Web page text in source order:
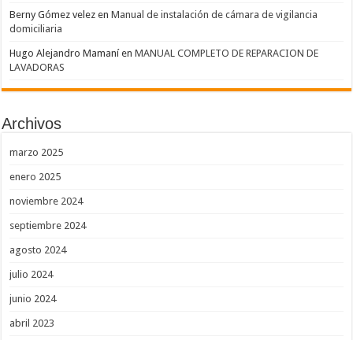
Berny Gómez velez enManual de instalación de cámara de vigilancia
domiciliaria
Hugo Alejandro MamaníenMANUAL COMPLETO DE REPARACION DE
LAVADORAS
Archivos
marzo 2025
enero 2025
noviembre 2024
septiembre 2024
agosto 2024
julio 2024
junio 2024
abril 2023